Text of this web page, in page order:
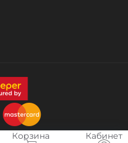
Корзина Кабинет